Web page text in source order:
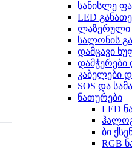
სანისლე
LED
ლაზერული
სალონის
დამცავი
დამჭერები
კაბელები
SOS და
ნათურები
LED
ბი
RGB